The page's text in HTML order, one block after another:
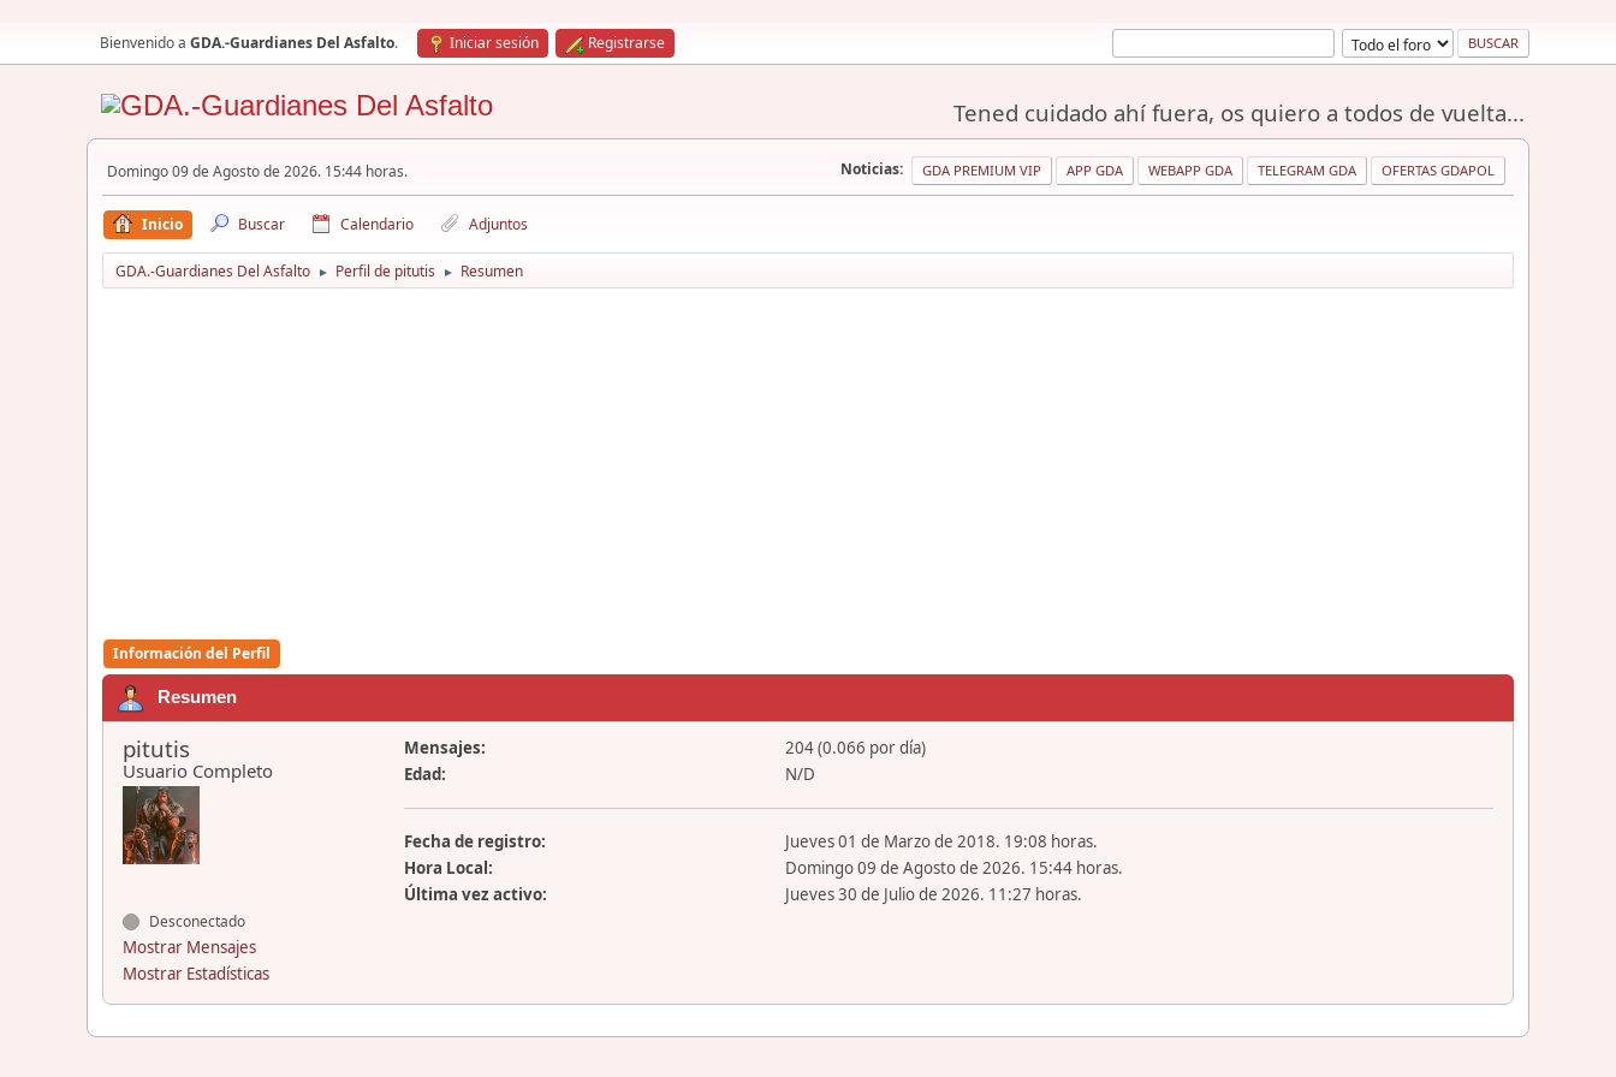
Bienvenido a GDA.-Guardianes Del Asfalto. Iniciar sesión Registrarse
Tened cuidado ahí fuera, os quiero a todos de vuelta...
Domingo 09 de Agosto de 2026. 15:44 horas. Noticias: GDA PREMIUM VIP APP GDA WEBAPP GDA TELEGRAM GDA OFERTAS GDAPOL
Inicio Buscar Calendario Adjuntos
GDA.-Guardianes Del Asfalto ► Perfil de pitutis ► Resumen
Información del Perfil
Resumen
pitutis
Usuario Completo
Desconectado
Mostrar Mensajes
Mostrar Estadísticas
Mensajes:
204 (0.066 por día)
Edad:
N/D
Fecha de registro:
Jueves 01 de Marzo de 2018. 19:08 horas.
Hora Local:
Domingo 09 de Agosto de 2026. 15:44 horas.
Última vez activo:
Jueves 30 de Julio de 2026. 11:27 horas.